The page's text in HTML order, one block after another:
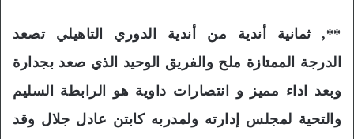
**, ثمانية أندية من أندية الدوري التاهيلي تصعد
الدرجة الممتازة ملح والفريق الوحيد الذي صعد بجدارة
وبعد اداء مميز و انتصارات داوية هو الرابطة السليم
والتحية لمجلس إدارته ولمدربه كابتن عادل جلال وقد